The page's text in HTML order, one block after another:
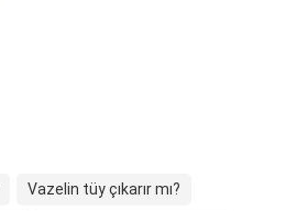
Vazelin tüy çıkarır mı?